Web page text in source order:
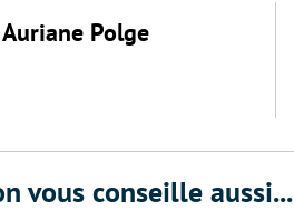
Auriane Polge
vous conseille aussi...